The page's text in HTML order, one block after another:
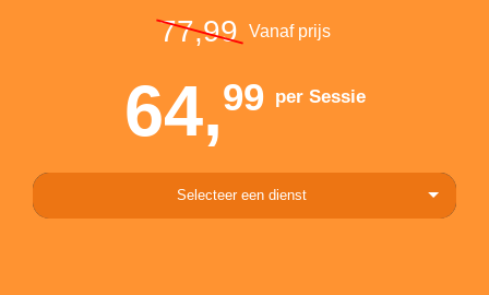
77,99 Vanaf prijs
64,99per Sessie
Selecteer een dienst